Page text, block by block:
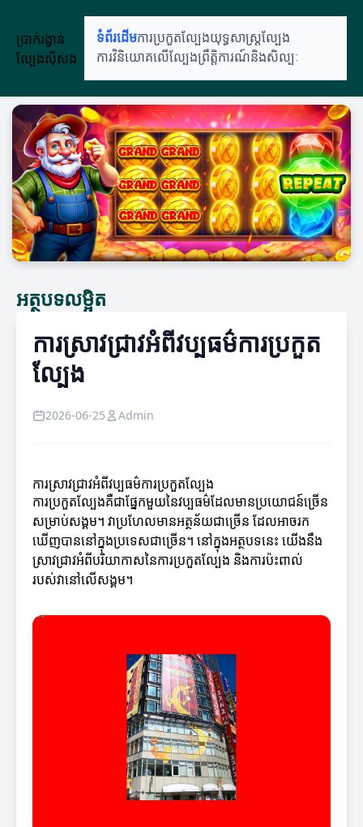
ប្រាក់រង្វាន់
ល្បែងស៊ីសង
ទំព័រដើមការប្រកួតល្បែងយុទ្ធសាស្ត្រល្បែង
ការវិនិយោគលើល្បែងព្រឹត្តិការណ៍និងសិល្បៈ
អត្ថបទលម្អិត
ការស្រាវជ្រាវអំពីវប្បធម៌ការប្រកួត
ល្បែង
2026-06-25 Admin
ការស្រាវជ្រាវអំពីវប្បធម៌ការប្រកួតល្បែង
ការប្រកួតល្បែងគឺជាផ្នែកមួយនៃវប្បធម៌ដែលមានប្រយោជន៍ច្រើន
សម្រាប់សង្គម។ វាប្រហែលមានអត្ថន័យជាច្រើន ដែលអាចរក
ឃើញបាននៅក្នុងប្រទេសជាច្រើន។ នៅក្នុងអត្ថបទនេះ យើងនឹង
ស្រាវជ្រាវអំពីបរិយាកាសនៃការប្រកួតល្បែង និងការប៉ះពាល់
របស់វានៅលើសង្គម។